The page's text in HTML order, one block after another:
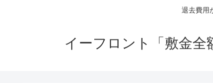
退去費用
イーフロント「敷金全